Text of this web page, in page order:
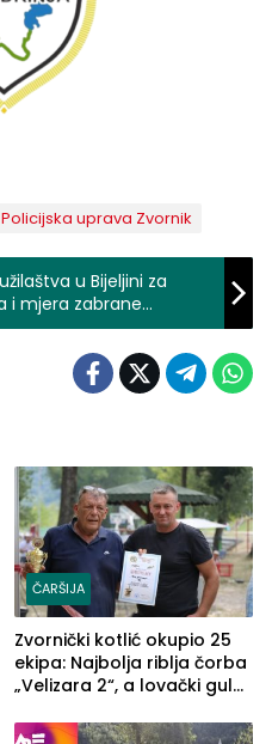
Policijska uprava Zvornik
u Bijeljini za
i mjera zabrane
u akciji ”Pelikan”
i Bijeljine
ČARŠIJA
Zvornički kotlić okupio 25
ekipa: Najbolja riblja čorba
„Velizara 2“, a lovački gulaš